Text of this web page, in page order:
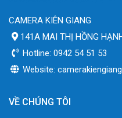
CAMERA KIÊN GIANG
141A MAI THỊ HỒNG
Hotline: 0942 54 51 53
Website:
VỀ CHÚNG TÔI